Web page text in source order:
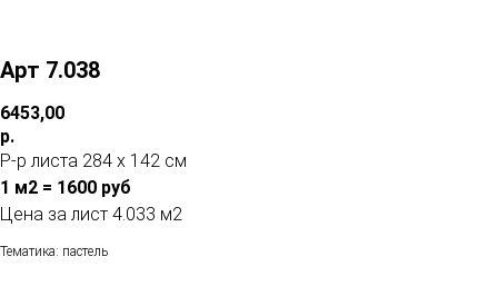
Арт 7.038
6453,00
р.
Р-р листа 284 х 142 см
1 м2 = 1600 руб
Цена за лист 4.033 м2
Тематика: пастель